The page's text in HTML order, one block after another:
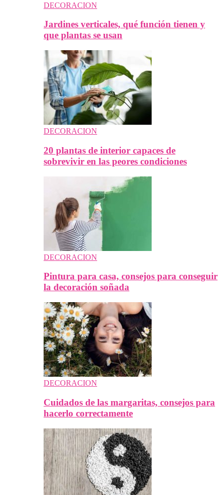
DECORACION
Jardines verticales, qué función tienen y
que plantas se usan
DECORACION
20 plantas de interior capaces de
sobrevivir en las peores condiciones
DECORACION
Pintura para casa, consejos para conseguir
la decoración soñada
DECORACION
Cuidados de las margaritas, consejos para
hacerlo correctamente